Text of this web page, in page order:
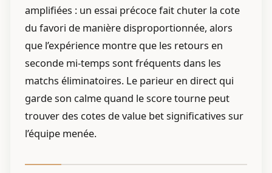
amplifiées : un essai précoce fait chuter la cote
du favori de manière disproportionnée, alors
que l’expérience montre que les retours en
seconde mi-temps sont fréquents dans les
matchs éliminatoires. Le parieur en direct qui
garde son calme quand le score tourne peut
trouver des cotes de value bet significatives sur
l’équipe menée.